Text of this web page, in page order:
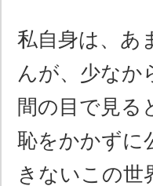
私自身は、あ
んが、少なか
間の目で見る
恥をかかずに
きないこの世